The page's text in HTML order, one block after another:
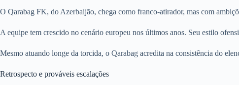
O Qarabag FK, do Azerbaijão, chega como franco-atirador, mas com
A equipe tem crescido no cenário europeu nos últimos anos. Seu estilo
Mesmo atuando longe da torcida, o Qarabag acredita na consistência do
Retrospecto e prováveis escalações